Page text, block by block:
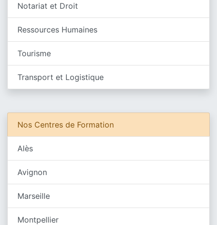
Notariat et Droit
Ressources Humaines
Tourisme
Transport et Logistique
Nos Centres de Formation
Alès
Avignon
Marseille
Montpellier